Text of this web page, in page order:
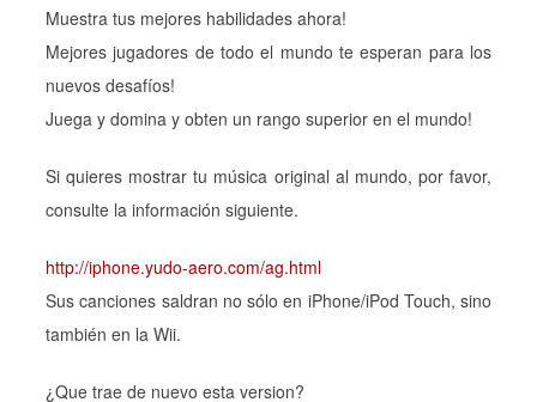
Muestra tus mejores habilidades ahora!
Mejores jugadores de todo el mundo te esperan para los
nuevos desafíos!
Juega y domina y obten un rango superior en el mundo!
Si quieres mostrar tu música original al mundo, por favor,
consulte la información siguiente.
http://iphone.yudo-aero.com/ag.html
Sus canciones saldran no sólo en iPhone/iPod Touch, sino
también en la Wii.
¿Que trae de nuevo esta version?